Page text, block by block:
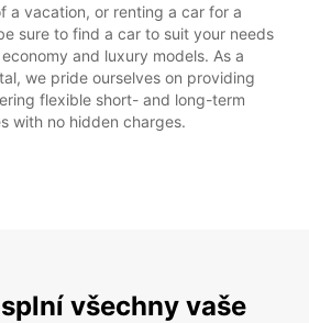
a vacation, or renting a car for a
sure to find a car to suit your needs
and luxury models. As a
we pride ourselves on providing
flexible short- and long-term
with no hidden charges.
všechny vaše